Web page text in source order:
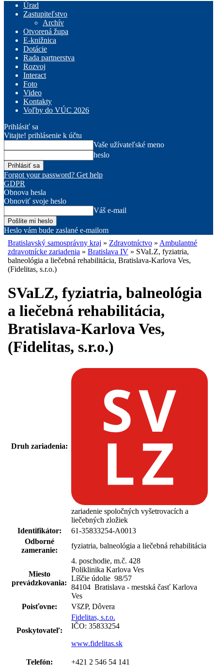
Úrad
Zastupiteľstvo
Archív
Otvorená župa
E-knižnica
Dotácie
Rada partnerstva
Rozvoj
Interact
Foto
Video
Kontakty
Voľby do VÚC 2026
Prihlásiť sa
Vitajte! prihlásenie k účtu
Vaše užívateľské meno
heslo
Forgot your password? Get help
GDPR
Obnova hesla
Obnoviť svoje heslo
Váš e-mail
Heslo vám bude zaslané e-mailom